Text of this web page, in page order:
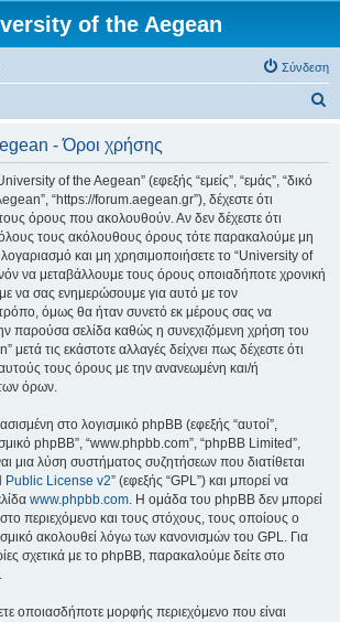
of the Aegean
Σύνδεση
- Όροι χρήσης
of the Aegean” (εφεξής “εμείς”, “εμάς”, “δικό
“https://forum.aegean.gr”), δέχεστε ότι
όρους που ακολουθούν. Αν δεν δέχεστε ότι
τους ακόλουθους όρους τότε παρακαλούμε μη
και μη χρησιμοποιήσετε το “University of
να μεταβάλλουμε τους όρους οποιαδήποτε χρονική
να σας ενημερώσουμε για αυτό με τον
όμως θα ήταν συνετό εκ μέρους σας να
παρούσα σελίδα καθώς η συνεχιζόμενη χρήση του
τις εκάστοτε αλλαγές δείχνει πως δέχεστε ότι
τους όρους με την ανανεωμένη και/ή
όρων.
στο λογισμικό phpBB (εφεξής “αυτοί”,
phpBB”, “www.phpbb.com”, “phpBB Limited”,
μια λύση συστήματος συζητήσεων που διατίθεται
Public License v2” (εφεξής “GPL”) και μπορεί να
www.phpbb.com. Η ομάδα του phpBB δεν μπορεί
περιεχόμενο και τους στόχους, τους οποίους ο
ακολουθεί λόγω των κανονισμών του GPL. Για
σχετικά με το phpBB, παρακαλούμε δείτε στο
.
οποιασδήποτε μορφής περιεχόμενο που είναι